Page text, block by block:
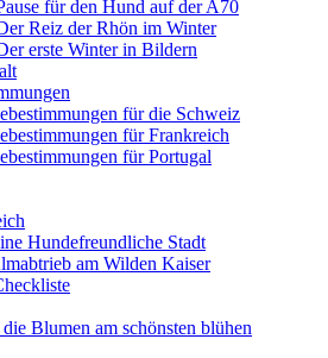
für den Hund auf der A70
Reiz der Rhön im Winter
erste Winter in Bildern
für die Schweiz
für Frankreich
für Portugal
Hundefreundliche Stadt
am Wilden Kaiser
Blumen am schönsten blühen